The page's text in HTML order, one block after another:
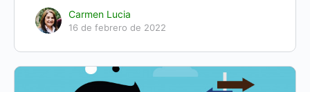
Carmen Lucia
16 de febrero de 2022